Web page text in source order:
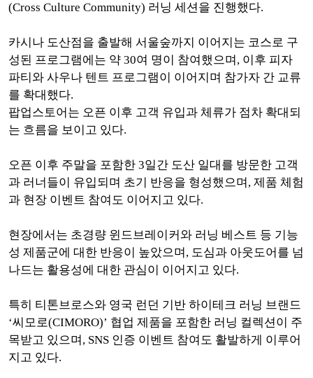
(Cross Culture Community) 러닝 세션을 진행했다.
카시나 도산점을 출발해 서울숲까지 이어지는 코스로 구
성된 프로그램에는 약 30여 명이 참여했으며, 이후 피자
파티와 사우나 텐트 프로그램이 이어지며 참가자 간 교류
를 확대했다.
팝업스토어는 오픈 이후 고객 유입과 체류가 점차 확대되
는 흐름을 보이고 있다.
오픈 이후 주말을 포함한 3일간 도산 일대를 방문한 고객
과 러너들이 유입되며 초기 반응을 형성했으며, 제품 체험
과 현장 이벤트 참여도 이어지고 있다.
현장에서는 초경량 윈드브레이커와 러닝 베스트 등 기능
성 제품군에 대한 반응이 높았으며, 도심과 아웃도어를 넘
나드는 활용성에 대한 관심이 이어지고 있다.
특히 티톤브로스와 영국 런던 기반 하이테크 러닝 브랜드
‘씨모로(CIMORO)’ 협업 제품을 포함한 러닝 컬렉션이 주
목받고 있으며, SNS 인증 이벤트 참여도 활발하게 이루어
지고 있다.